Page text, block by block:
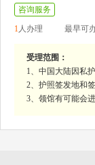
咨询服务
1人办理 最早可
受理范围：
1、中国大陆因私护
2、护照签发地和
3、领馆有可能会